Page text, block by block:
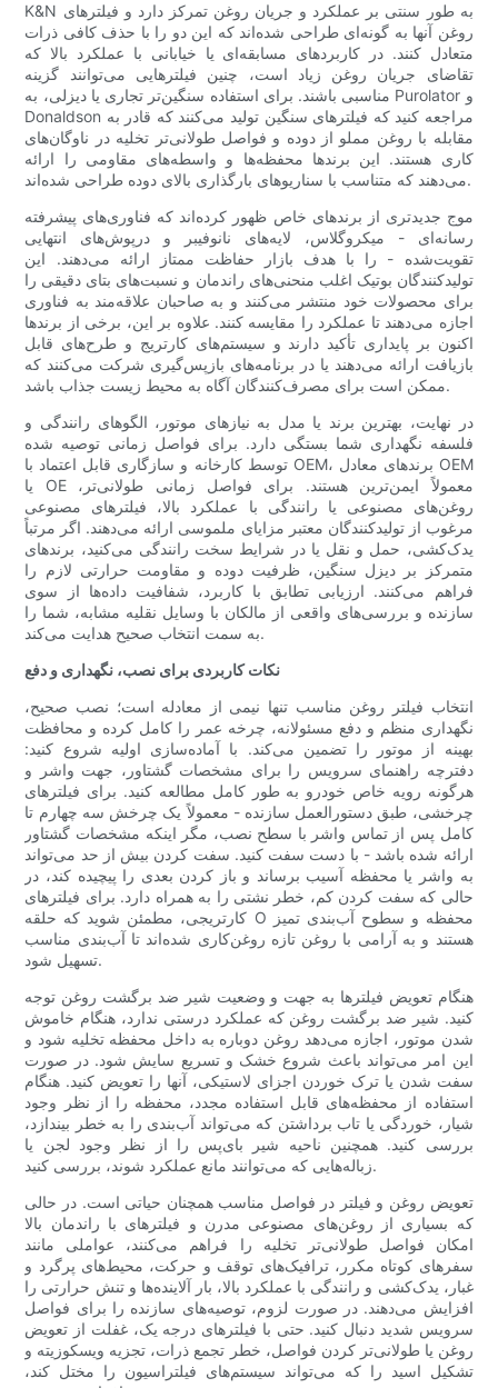
K&N به طور سنتی بر عملکرد و جریان روغن تمرکز دارد و فیلترهای
روغن آنها به گونه‌ای طراحی شده‌اند که این دو را با حذف کافی ذرات
متعادل کنند. در کاربردهای مسابقه‌ای یا خیابانی با عملکرد بالا که
تقاضای جریان روغن زیاد است، چنین فیلترهایی می‌توانند گزینه
مناسبی باشند. برای استفاده سنگین‌تر تجاری یا دیزلی، به Purolator و
Donaldson مراجعه کنید که فیلترهای سنگین تولید می‌کنند که قادر به
مقابله با روغن مملو از دوده و فواصل طولانی‌تر تخلیه در ناوگان‌های
کاری هستند. این برندها محفظه‌ها و واسطه‌های مقاومی را ارائه
می‌دهند که متناسب با سناریوهای بارگذاری بالای دوده طراحی شده‌اند.
موج جدیدتری از برندهای خاص ظهور کرده‌اند که فناوری‌های پیشرفته
رسانه‌ای - میکروگلاس، لایه‌های نانوفیبر و درپوش‌های انتهایی
تقویت‌شده - را با هدف بازار حفاظت ممتاز ارائه می‌دهند. این
تولیدکنندگان بوتیک اغلب منحنی‌های راندمان و نسبت‌های بتای دقیقی را
برای محصولات خود منتشر می‌کنند و به صاحبان علاقه‌مند به فناوری
اجازه می‌دهند تا عملکرد را مقایسه کنند. علاوه بر این، برخی از برندها
اکنون بر پایداری تأکید دارند و سیستم‌های کارتریج و طرح‌های قابل
بازیافت ارائه می‌دهند یا در برنامه‌های بازپس‌گیری شرکت می‌کنند که
ممکن است برای مصرف‌کنندگان آگاه به محیط زیست جذاب باشد.
در نهایت، بهترین برند یا مدل به نیازهای موتور، الگوهای رانندگی و
فلسفه نگهداری شما بستگی دارد. برای فواصل زمانی توصیه شده
توسط کارخانه و سازگاری قابل اعتماد با OEM، برندهای معادل OEM
یا OE معمولاً ایمن‌ترین هستند. برای فواصل زمانی طولانی‌تر،
روغن‌های مصنوعی یا رانندگی با عملکرد بالا، فیلترهای مصنوعی
مرغوب از تولیدکنندگان معتبر مزایای ملموسی ارائه می‌دهند. اگر مرتباً
یدک‌کشی، حمل و نقل یا در شرایط سخت رانندگی می‌کنید، برندهای
متمرکز بر دیزل سنگین، ظرفیت دوده و مقاومت حرارتی لازم را
فراهم می‌کنند. ارزیابی تطابق با کاربرد، شفافیت داده‌ها از سوی
سازنده و بررسی‌های واقعی از مالکان با وسایل نقلیه مشابه، شما را
به سمت انتخاب صحیح هدایت می‌کند.
نکات کاربردی برای نصب، نگهداری و دفع
انتخاب فیلتر روغن مناسب تنها نیمی از معادله است؛ نصب صحیح،
نگهداری منظم و دفع مسئولانه، چرخه عمر را کامل کرده و محافظت
بهینه از موتور را تضمین می‌کند. با آماده‌سازی اولیه شروع کنید:
دفترچه راهنمای سرویس را برای مشخصات گشتاور، جهت واشر و
هرگونه رویه خاص خودرو به طور کامل مطالعه کنید. برای فیلترهای
چرخشی، طبق دستورالعمل سازنده - معمولاً یک چرخش سه چهارم تا
کامل پس از تماس واشر با سطح نصب، مگر اینکه مشخصات گشتاور
ارائه شده باشد - با دست سفت کنید. سفت کردن بیش از حد می‌تواند
به واشر یا محفظه آسیب برساند و باز کردن بعدی را پیچیده کند، در
حالی که سفت کردن کم، خطر نشتی را به همراه دارد. برای فیلترهای
کارتریجی، مطمئن شوید که حلقه O محفظه و سطوح آب‌بندی تمیز
هستند و به آرامی با روغن تازه روغن‌کاری شده‌اند تا آب‌بندی مناسب
تسهیل شود.
هنگام تعویض فیلترها به جهت و وضعیت شیر ​​ضد برگشت روغن توجه
کنید. شیر ضد برگشت روغن که عملکرد درستی ندارد، هنگام خاموش
شدن موتور، اجازه می‌دهد روغن دوباره به داخل محفظه تخلیه شود و
این امر می‌تواند باعث شروع خشک و تسریع سایش شود. در صورت
سفت شدن یا ترک خوردن اجزای لاستیکی، آنها را تعویض کنید. هنگام
استفاده از محفظه‌های قابل استفاده مجدد، محفظه را از نظر وجود
شیار، خوردگی یا تاب برداشتن که می‌تواند آب‌بندی را به خطر بیندازد،
بررسی کنید. همچنین ناحیه شیر بای‌پس را از نظر وجود لجن یا
زباله‌هایی که می‌توانند مانع عملکرد شوند، بررسی کنید.
تعویض روغن و فیلتر در فواصل مناسب همچنان حیاتی است. در حالی
که بسیاری از روغن‌های مصنوعی مدرن و فیلترهای با راندمان بالا
امکان فواصل طولانی‌تر تخلیه را فراهم می‌کنند، عواملی مانند
سفرهای کوتاه مکرر، ترافیک‌های توقف و حرکت، محیط‌های پرگرد و
غبار، یدک‌کشی و رانندگی با عملکرد بالا، بار آلاینده‌ها و تنش حرارتی را
افزایش می‌دهند. در صورت لزوم، توصیه‌های سازنده را برای فواصل
سرویس شدید دنبال کنید. حتی با فیلترهای درجه یک، غفلت از تعویض
روغن یا طولانی‌تر کردن فواصل، خطر تجمع ذرات، تجزیه ویسکوزیته و
تشکیل اسید را که می‌تواند سیستم‌های فیلتراسیون را مختل کند،